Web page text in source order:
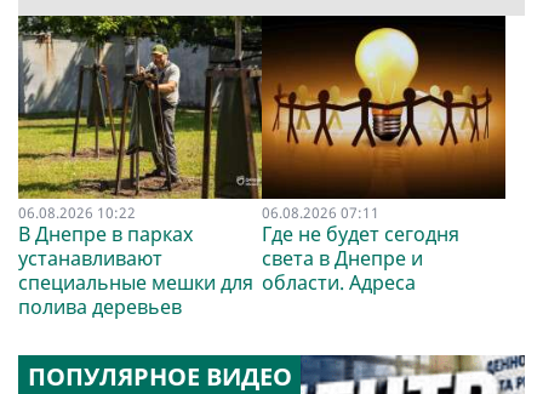
06.08.2026 10:22
В Днепре в парках
устанавливают
специальные мешки для
полива деревьев
06.08.2026 07:11
Где не будет сегодня
света в Днепре и
области. Адреса
ПОПУЛЯРНОЕ ВИДЕО